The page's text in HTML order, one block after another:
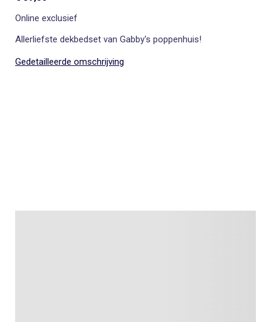
Online exclusief
Allerliefste dekbedset van Gabby's poppenhuis!
Gedetailleerde omschrijving